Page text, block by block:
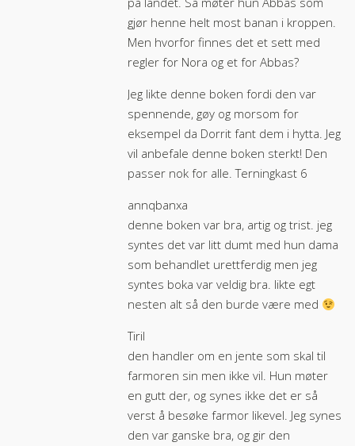
gjør henne helt most banan i kroppen.
Men hvorfor finnes det et sett med
regler for Nora og et for Abbas?
Jeg likte denne boken fordi den var
spennende, gøy og morsom for
eksempel da Dorrit fant dem i hytta. Jeg
vil anbefale denne boken sterkt! Den
passer nok for alle. Terningkast 6
annqbanxa
denne boken var bra, artig og trist. jeg
syntes det var litt dumt med hun dama
som behandlet urettferdig men jeg
syntes boka var veldig bra. likte egt
nesten alt så den burde være med
Tiril
den handler om en jente som skal til
farmoren sin men ikke vil. Hun møter
en gutt der, og synes ikke det er så
verst å besøke farmor likevel. Jeg synes
den var ganske bra, og gir den